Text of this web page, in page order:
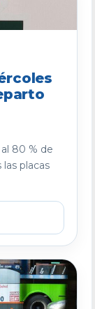
80 % de
placas